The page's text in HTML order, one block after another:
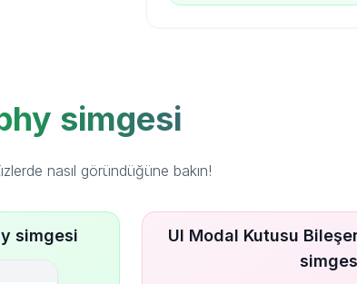
simgesi
nasıl göründüğüne bakın!
simgesi
UI Modal Kutusu